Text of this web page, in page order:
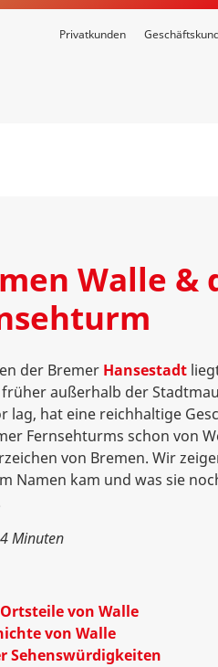
Privatkunden
Walle &
der Bremer Hansestadt
außerhalb der
lag, hat eine reichhaltige
Fernsehturms schon von
von Bremen. Wir
Namen kam und was sie
Minuten
von Walle
von Walle
Sehenswürdigkeiten